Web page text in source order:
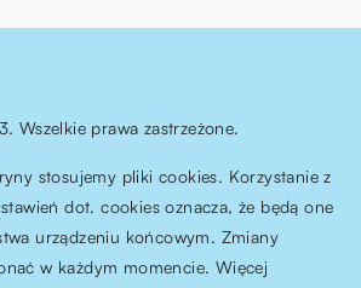
Wszelkie prawa zastrzeżone.
stosujemy pliki cookies. Korzystanie z
dot. cookies oznacza, że będą one
urządzeniu końcowym. Zmiany
w każdym momencie. Więcej